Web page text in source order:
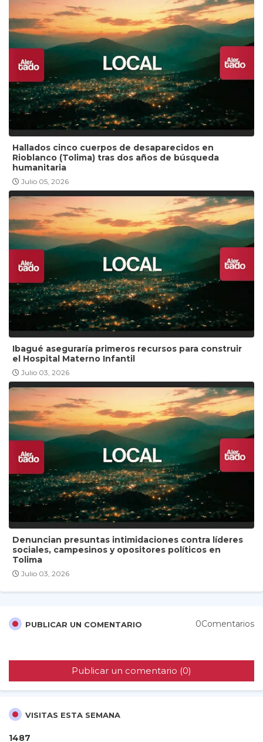
Hallados cinco cuerpos de desaparecidos en
Rioblanco (Tolima) tras dos años de búsqueda
humanitaria
Julio 05, 2026
Ibagué aseguraría primeros recursos para construir
el Hospital Materno Infantil
Julio 03, 2026
Denuncian presuntas intimidaciones contra líderes
sociales, campesinos y opositores políticos en
Tolima
Julio 03, 2026
PUBLICAR UN COMENTARIO 0Comentarios
Publicar un comentario (0)
VISITAS ESTA SEMANA
1487